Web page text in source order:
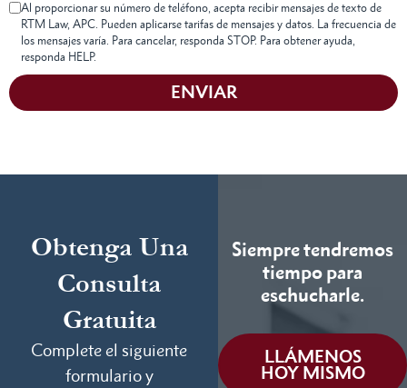
Al proporcionar su número de teléfono, acepta recibir mensajes de texto de
RTM Law, APC. Pueden aplicarse tarifas de mensajes y datos. La frecuencia de
los mensajes varía. Para cancelar, responda STOP. Para obtener ayuda,
responda HELP.
ENVIAR
Obtenga Una
Consulta
Gratuita
Complete el siguiente
formulario y
Siempre tendremos
tiempo para
eschucharle.
LLÁMENOS
HOY MISMO